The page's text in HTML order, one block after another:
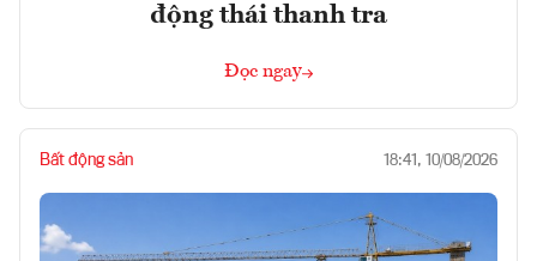
động thái thanh tra
Đọc ngay
Bất động sản 18:41, 10/08/2026